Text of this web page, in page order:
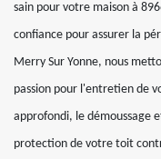
sain pour votre maison à
confiance pour assurer la
Merry Sur Yonne, nous
passion pour l'entretien de
approfondi, le démoussage
protection de votre toit